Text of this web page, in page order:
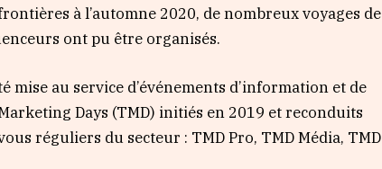
à l’automne 2020, de nombreux voyages de
ont pu être organisés.
au service d’événements d’information et de
Days (TMD) initiés en 2019 et reconduits
réguliers du secteur : TMD Pro, TMD Média, TMD